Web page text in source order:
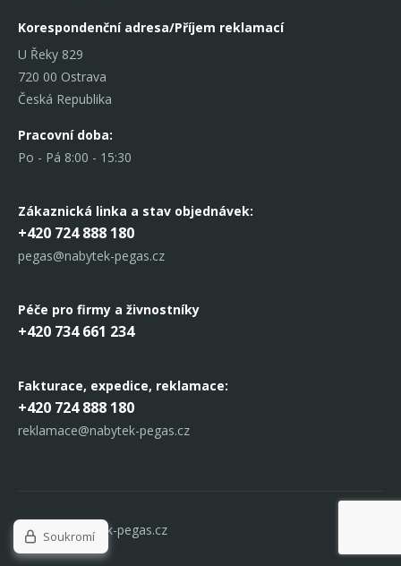
Korespondenční adresa/Příjem reklamací
U Řeky 829
720 00 Ostrava
Česká Republika
Pracovní doba:
Po - Pá 8:00 - 15:30
Zákaznická linka a stav objednávek:
+420 724 888 180
pegas@nabytek-pegas.cz
Péče pro firmy a živnostníky
+420 734 661 234
Fakturace, expedice, reklamace:
+420 724 888 180
reklamace@nabytek-pegas.cz
© 2017 Nabytek-pegas.cz
Soukromí